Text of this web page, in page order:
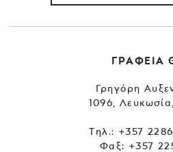
ΓΡΑΦΕΙΑ
Γρηγόρη
1096,
Tηλ.: +357
Φαξ: +357